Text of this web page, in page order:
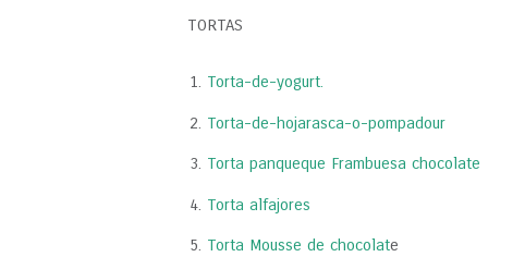
TORTAS
Torta-de-yogurt.
Torta-de-hojarasca-o-pompadour
Torta panqueque Frambuesa chocolate
Torta alfajores
Torta Mousse de chocolate